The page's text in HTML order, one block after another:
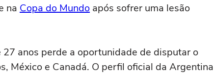
na Copa do Mundo após sofrer uma lesão
anos perde a oportunidade de disputar o
México e Canadá. O perfil oficial da Argentina